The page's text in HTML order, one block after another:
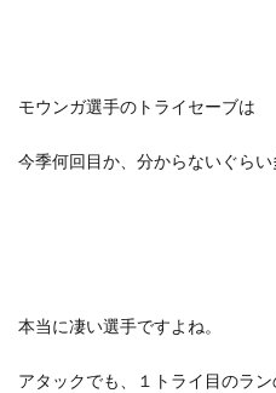
モウンガ選手のトライセーブは
今季何回目か、分からないぐらい
本当に凄い選手ですよね。
アタックでも、１トライ目のラン